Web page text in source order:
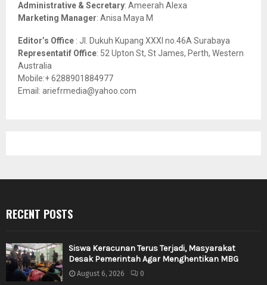
Administrative & Secretary: Ameerah Alexa
Marketing Manager: Anisa Maya M
Editor’s Office : Jl. Dukuh Kupang XXXI no.46A Surabaya
Representatif Office: 52 Upton St, St James, Perth, Western
Australia
Mobile:+ 6288901884977
Email: ariefrmedia@yahoo.com
RECENT POSTS
Siswa Keracunan Terus Terjadi, Masyarakat
Desak Pemerintah Agar Menghentikan MBG
August 6, 2026 0